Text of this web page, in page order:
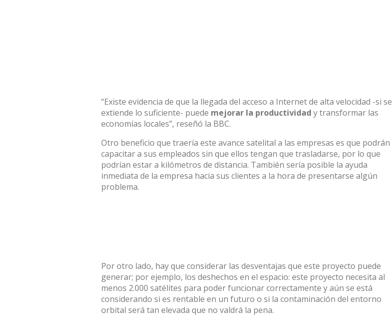
“Existe evidencia de que la llegada del acceso a Internet de alta velocidad -si se
extiende lo suficiente- puede mejorar la productividad y transformar las
economías locales”, reseñó la BBC.
Otro beneficio que traería este avance satelital a las empresas es que podrán
capacitar a sus empleados sin que ellos tengan que trasladarse, por lo que
podrían estar a kilómetros de distancia. También sería posible la ayuda
inmediata de la empresa hacia sus clientes a la hora de presentarse algún
problema.
Por otro lado, hay que considerar las desventajas que este proyecto puede
generar; por ejemplo, los deshechos en el espacio: este proyecto necesita al
menos 2.000 satélites para poder funcionar correctamente y aún se está
considerando si es rentable en un futuro o si la contaminación del entorno
orbital será tan elevada que no valdrá la pena.